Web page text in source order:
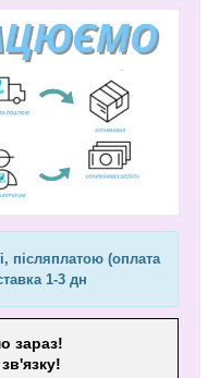
післяплатою (оплата
1-3 дн
зараз!